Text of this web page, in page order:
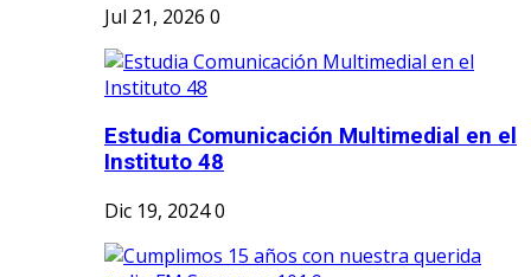
Jul 21, 2026 0
Estudia Comunicación Multimedial en el
Instituto 48
Dic 19, 20240